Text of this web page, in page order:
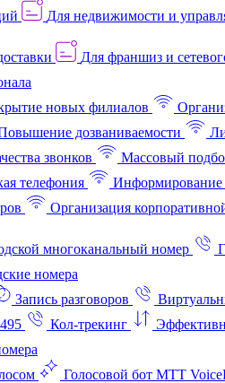
Для недвижимости и
Для франшиз и
новых филиалов
дозваниваемости
звонков Массовый
телефония Информирование
Организация
многоканальный номер
номера
Запись разговоров
Кол-трекинг
Голосовой бот МТТ